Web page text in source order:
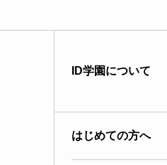
ID学園について
はじめての方へ